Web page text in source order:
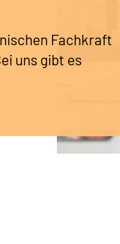
Fachkraft
uns gibt es